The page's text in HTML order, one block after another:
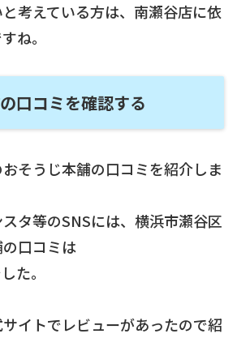
考えている方は、南瀬谷店に依
ね。
口コミを確認する
そうじ本舗の口コミを紹介しま
タ等のSNSには、横浜市瀬谷区
口コミは
た。
イトでレビューがあったので紹